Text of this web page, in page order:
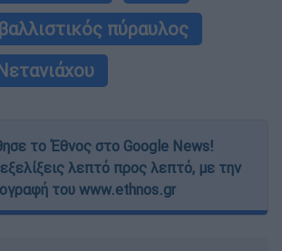
βαλλιστικός πύραυλος
το Έθνος στο Google News!
λεπτό προς λεπτό, με την
του www.ethnos.gr